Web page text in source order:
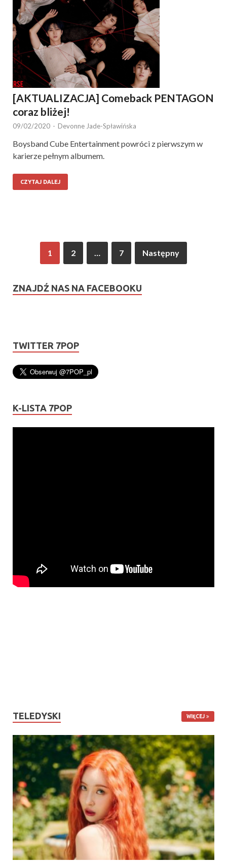
[AKTUALIZACJA] Comeback PENTAGON
coraz bliżej!
09/02/2020 - Devonne Jade-Spławińska
Boysband Cube Entertainment powróci z pierwszym w
karierze pełnym albumem.
CZYTAJ DALEJ
1 2 7 Następny
ZNAJDŹ NAS NA FACEBOOKU
TWITTER 7POP
K-LISTA 7POP
TELEDYSKI WIĘCEJ